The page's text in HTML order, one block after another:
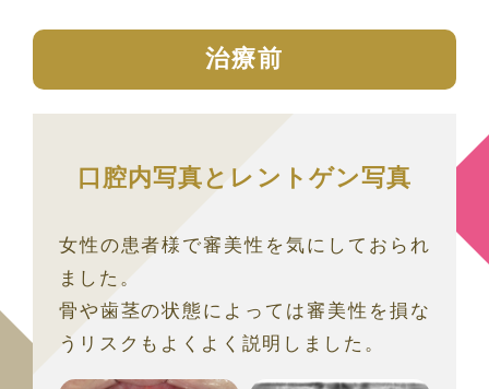
治療前
口腔内写真とレントゲン写真
女性の患者様で審美性を気にしておられ
ました。
骨や歯茎の状態によっては審美性を損な
うリスクもよくよく説明しました。